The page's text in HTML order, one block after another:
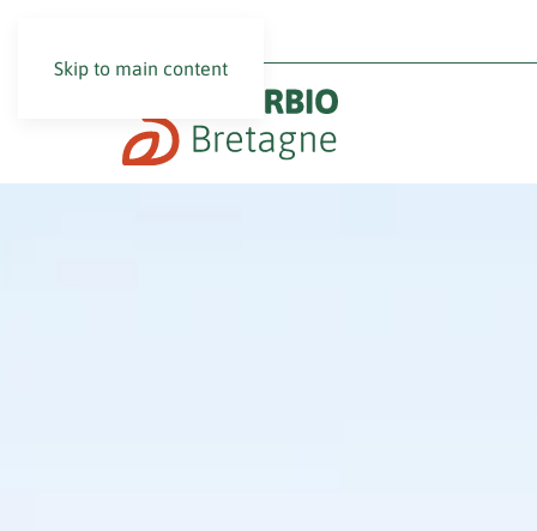
Skip to main content